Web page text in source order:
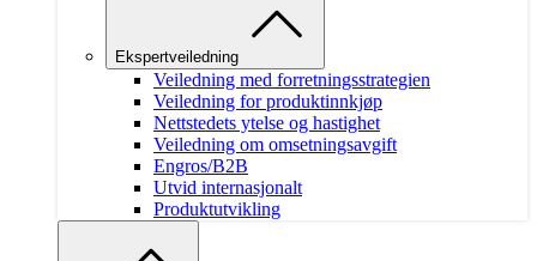
Ekspertveiledning
Veiledning med forretningsstrategien
Veiledning for produktinnkjøp
Nettstedets ytelse og hastighet
Veiledning om omsetningsavgift
Engros/B2B
Utvid internasjonalt
Produktutvikling